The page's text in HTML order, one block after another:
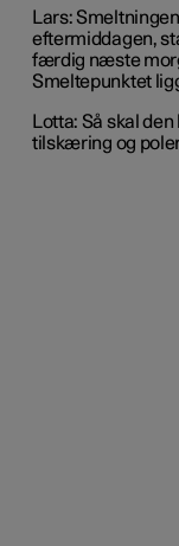
Lars:
eftermiddagen,
færdig næste
Smeltepunktet
Lotta: Så skal
tilskæring og